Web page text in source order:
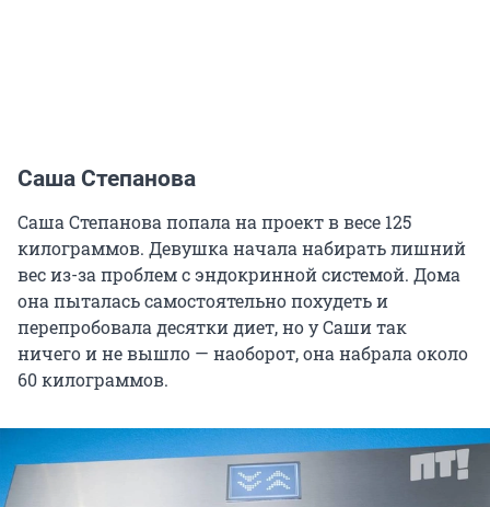
Саша Степанова
Саша Степанова попала на проект в весе 125
килограммов. Девушка начала набирать лишний
вес из-за проблем с эндокринной системой. Дома
она пыталась самостоятельно похудеть и
перепробовала десятки диет, но у Саши так
ничего и не вышло — наоборот, она набрала около
60 килограммов.